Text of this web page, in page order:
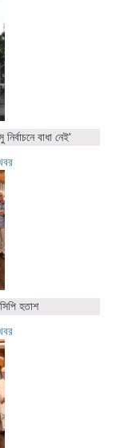
বাধা নেই'
হতাশ